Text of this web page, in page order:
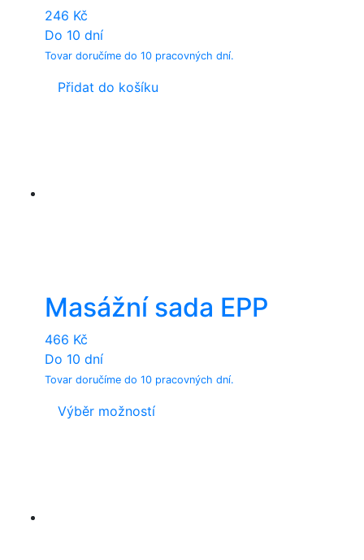
246 Kč
Do 10 dní
Tovar doručíme do 10 pracovných dní.
Přidat do košíku
Masážní sada EPP
466 Kč
Do 10 dní
Tovar doručíme do 10 pracovných dní.
Výběr možností